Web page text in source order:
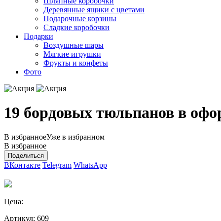
Деревянные ящики с цветами
Подарочные корзины
Сладкие коробочки
Подарки
Воздушные шары
Мягкие игрушки
Фрукты и конфеты
Фото
19 бордовых тюльпанов в
В избранноеУже в избранном
В избранное
Поделиться
ВКонтакте Telegram WhatsApp
Цена:
Артикул: 609